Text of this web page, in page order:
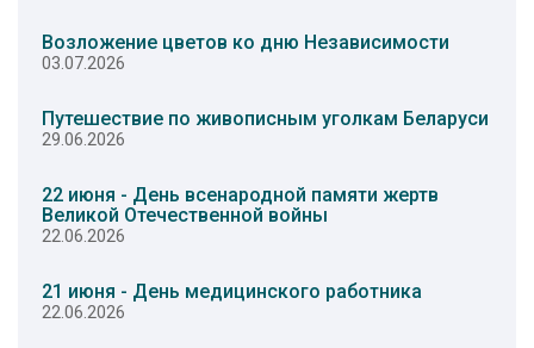
Возложение цветов ко дню Независимости
03.07.2026
Путешествие по живописным уголкам Беларуси
29.06.2026
22 июня - День всенародной памяти жертв
Великой Отечественной войны
22.06.2026
21 июня - День медицинского работника
22.06.2026